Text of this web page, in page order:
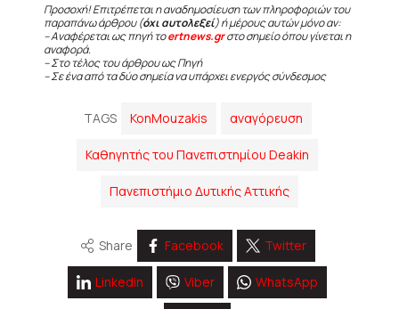
Προσοχή! Επιτρέπεται η αναδημοσίευση των πληροφοριών του
παραπάνω άρθρου (όχι αυτολεξεί) ή μέρους αυτών μόνο αν:
– Αναφέρεται ως πηγή τοertnews.grστο σημείο όπου γίνεται η
αναφορά.
– Στο τέλος του άρθρου ως Πηγή
– Σε ένα από τα δύο σημεία να υπάρχει ενεργός σύνδεσμος
TAGS KonMouzakis αναγόρευση
Καθηγητής του Πανεπιστημίου Deakin
Πανεπιστήμιο Δυτικής Αττικής
Share Facebook Twitter
Linkedin Viber WhatsApp